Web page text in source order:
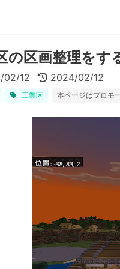
の区画整理をす
02/12 2024/02/12
工業区 本ページはプロモ